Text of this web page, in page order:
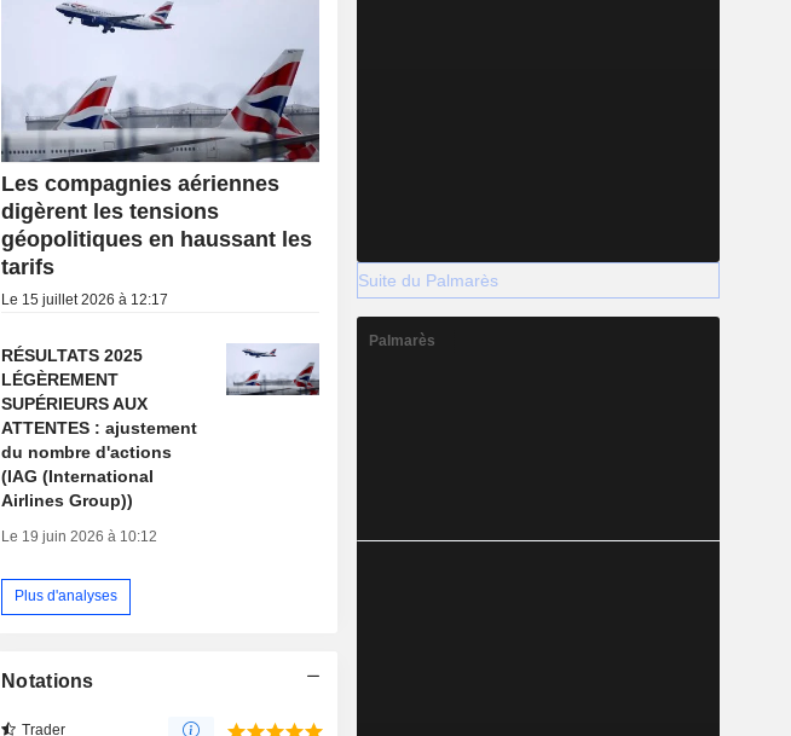
Les compagnies aériennes
digèrent les tensions
géopolitiques en haussant les
tarifs
Le 15 juillet 2026 à 12:17
RÉSULTATS 2025
LÉGÈREMENT
SUPÉRIEURS AUX
ATTENTES : ajustement
du nombre d'actions
(IAG (International
Airlines Group))
Le 19 juin 2026 à 10:12
Plus d'analyses
Notations
Trader
Suite du Palmarès
Palmarès